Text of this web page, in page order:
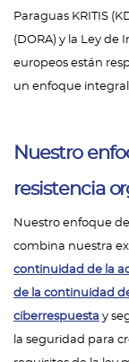
Paraguas KRITIS
(DORA) y la Ley de
europeos están
un enfoque
Nuestro
resistencia
Nuestro enfoque
combina nuestra
continuidad de la
de la continuidad
ciberrespuesta y
la seguridad para